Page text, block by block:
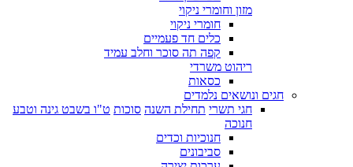
מזון וחומרי ניקוי
חומרי ניקוי
כלים חד פעמיים
קפה תה סוכר וחלב עמיד
ריהוט משרדי
כסאות
חגים ונושאים נלמדים
חגי תשרי תחילת השנה סוכות ט"ו בשבט גינה וטבע
חנוכה
חנוכיות וכדים
סביבונים